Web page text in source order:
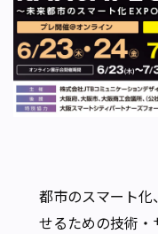
都市のスマート
せるための技術